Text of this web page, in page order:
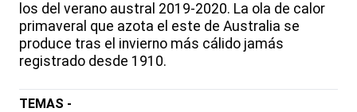
los del verano austral 2019-2020. La ola de calor
primaveral que azota el este de Australia se
produce tras el invierno más cálido jamás
registrado desde 1910.
TEMAS -